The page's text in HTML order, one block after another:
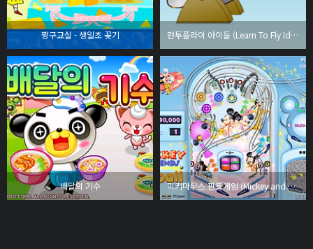
짱구교실 - 생일초 꽂기 런투플라이 아이들 (Learn To Fly Idle)
배달의 기수 미키마우스 핀볼게임 (Mickey and Friends Pinball)